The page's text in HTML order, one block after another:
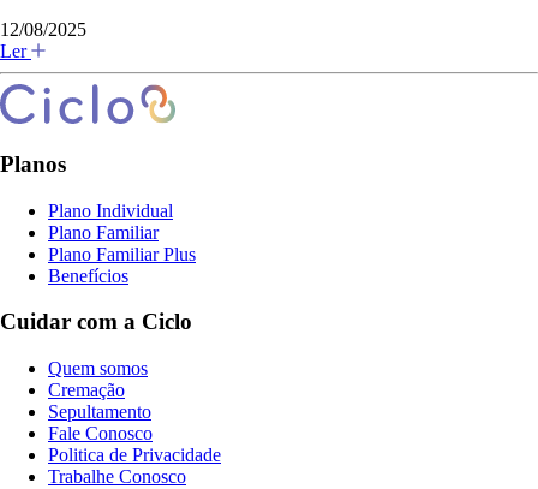
12/08/2025
Ler
Planos
Plano Individual
Plano Familiar
Plano Familiar Plus
Benefícios
Cuidar com a Ciclo
Quem somos
Cremação
Sepultamento
Fale Conosco
Politica de Privacidade
Trabalhe Conosco